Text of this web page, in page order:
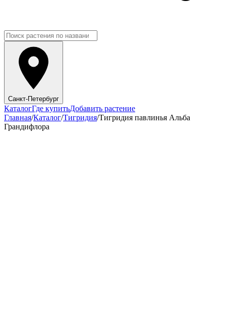
Санкт-Петербург
КаталогГде купитьДобавить растение
Главная/Каталог/Тигридия/Тигридия павлинья Альба
Грандифлора